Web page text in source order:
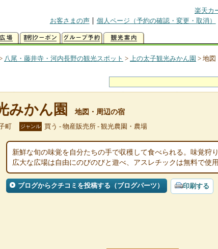
楽天カ
お客さまの声
個人ページ（予約の確認・変更・取消）
八尾・藤井寺・河内長野の観光スポット > 上の太子観光みかん園 > 地図
みかん園 地図・周辺の宿
町 ジャンル 買う - 物産販売所 - 観光農園・農場
新鮮な旬の味覚を自分たちの手で収穫して食べられる。味覚狩
広大な広場は自由にのびのびと遊べ、アスレチックは無料で使用
ブログからクチコミを投稿する（ブログパーツ） 印刷する